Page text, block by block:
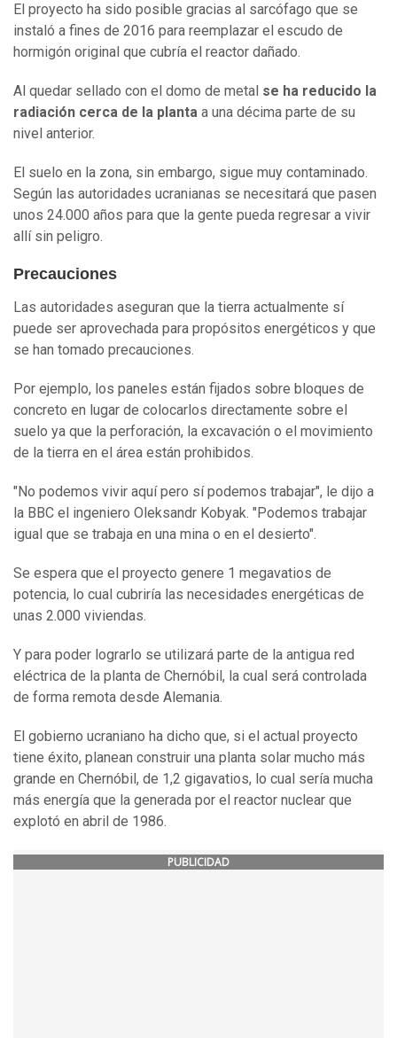
El proyecto ha sido posible gracias al sarcófago que se
instaló a fines de 2016 para reemplazar el escudo de
hormigón original que cubría el reactor dañado.
Al quedar sellado con el domo de metal se ha reducido la
radiación cerca de la planta a una décima parte de su
nivel anterior.
El suelo en la zona, sin embargo, sigue muy contaminado.
Según las autoridades ucranianas se necesitará que pasen
unos 24.000 años para que la gente pueda regresar a vivir
allí sin peligro.
Precauciones
Las autoridades aseguran que la tierra actualmente sí
puede ser aprovechada para propósitos energéticos y que
se han tomado precauciones.
Por ejemplo, los paneles están fijados sobre bloques de
concreto en lugar de colocarlos directamente sobre el
suelo ya que la perforación, la excavación o el movimiento
de la tierra en el área están prohibidos.
"No podemos vivir aquí pero sí podemos trabajar", le dijo a
la BBC el ingeniero Oleksandr Kobyak. "Podemos trabajar
igual que se trabaja en una mina o en el desierto".
Se espera que el proyecto genere 1 megavatios de
potencia, lo cual cubriría las necesidades energéticas de
unas 2.000 viviendas.
Y para poder lograrlo se utilizará parte de la antigua red
eléctrica de la planta de Chernóbil, la cual será controlada
de forma remota desde Alemania.
El gobierno ucraniano ha dicho que, si el actual proyecto
tiene éxito, planean construir una planta solar mucho más
grande en Chernóbil, de 1,2 gigavatios, lo cual sería mucha
más energía que la generada por el reactor nuclear que
explotó en abril de 1986.
PUBLICIDAD